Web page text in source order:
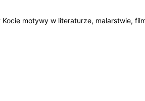
motywy w literaturze, malarstwie,